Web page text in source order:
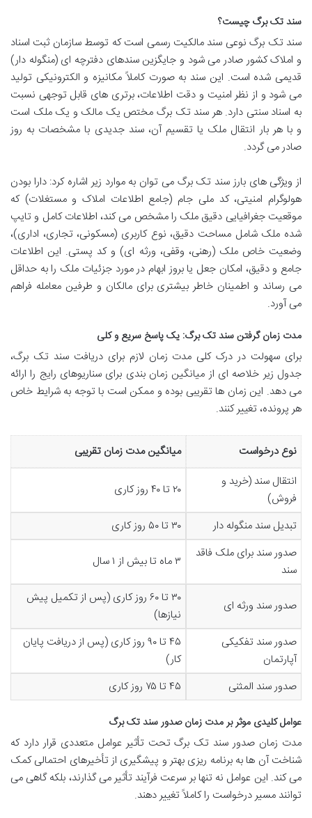
سند تک برگ چیست؟
سند تک برگ نوعی سند مالکیت رسمی است که توسط سازمان ثبت اسناد
و املاک کشور صادر می شود و جایگزین سندهای دفترچه ای (منگوله دار)
قدیمی شده است. این سند به صورت کاملاً مکانیزه و الکترونیکی تولید
می شود و از نظر امنیت و دقت اطلاعات، برتری های قابل توجهی نسبت
به اسناد سنتی دارد. هر سند تک برگ مختص یک مالک و یک ملک است
و با هر بار انتقال ملک یا تقسیم آن، سند جدیدی با مشخصات به روز
صادر می گردد.
از ویژگی های بارز سند تک برگ می توان به موارد زیر اشاره کرد: دارا بودن
هولوگرام امنیتی، کد ملی جام (جامع اطلاعات املاک و مستغلات) که
موقعیت جغرافیایی دقیق ملک را مشخص می کند، اطلاعات کامل و تایپ
شده ملک شامل مساحت دقیق، نوع کاربری (مسکونی، تجاری، اداری)،
وضعیت خاص ملک (رهنی، وقفی، ورثه ای) و کد پستی. این اطلاعات
جامع و دقیق، امکان جعل یا بروز ابهام در مورد جزئیات ملک را به حداقل
می رساند و اطمینان خاطر بیشتری برای مالکان و طرفین معامله فراهم
می آورد.
مدت زمان گرفتن سند تک برگ: یک پاسخ سریع و کلی
برای سهولت در درک کلی مدت زمان لازم برای دریافت سند تک برگ،
جدول زیر خلاصه ای از میانگین زمان بندی برای سناریوهای رایج را ارائه
می دهد. این زمان ها تقریبی بوده و ممکن است با توجه به شرایط خاص
هر پرونده، تغییر کنند.
نوع درخواست
میانگین مدت زمان تقریبی
انتقال سند (خرید و
فروش)
۲۰ تا ۴۰ روز کاری
تبدیل سند منگوله دار
۳۰ تا ۵۰ روز کاری
صدور سند برای ملک فاقد
سند
۳ ماه تا بیش از ۱ سال
صدور سند ورثه ای
۳۰ تا ۶۰ روز کاری (پس از تکمیل پیش
نیازها)
صدور سند تفکیکی
آپارتمان
۴۵ تا ۹۰ روز کاری (پس از دریافت پایان
کار)
صدور سند المثنی
۴۵ تا ۷۵ روز کاری
عوامل کلیدی موثر بر مدت زمان صدور سند تک برگ
مدت زمان صدور سند تک برگ تحت تأثیر عوامل متعددی قرار دارد که
شناخت آن ها به برنامه ریزی بهتر و پیشگیری از تأخیرهای احتمالی کمک
می کند. این عوامل نه تنها بر سرعت فرآیند تأثیر می گذارند، بلکه گاهی می
توانند مسیر درخواست را کاملاً تغییر دهند.